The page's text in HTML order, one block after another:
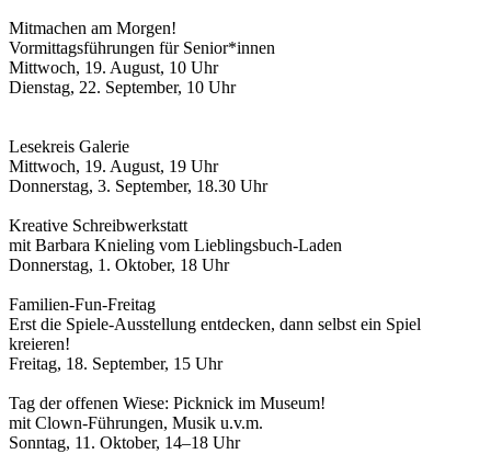
Mitmachen am Morgen!
Vormittagsführungen für Senior*innen
Mittwoch, 19. August, 10 Uhr
Dienstag, 22. September, 10 Uhr
Lesekreis Galerie
Mittwoch, 19. August, 19 Uhr
Donnerstag, 3. September, 18.30 Uhr
Kreative Schreibwerkstatt
mit Barbara Knieling vom Lieblingsbuch-Laden
Donnerstag, 1. Oktober, 18 Uhr
Familien-Fun-Freitag
Erst die Spiele-Ausstellung entdecken, dann selbst ein Spiel
kreieren!
Freitag, 18. September, 15 Uhr
Tag der offenen Wiese: Picknick im Museum!
mit Clown-Führungen, Musik u.v.m.
Sonntag, 11. Oktober, 14–18 Uhr